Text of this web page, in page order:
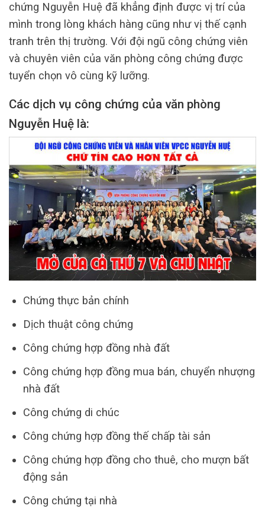
chứng Nguyễn Huệ đã khẳng định được vị trí của
mình trong lòng khách hàng cũng như vị thế cạnh
tranh trên thị trường. Với đội ngũ công chứng viên
và chuyên viên của văn phòng công chứng được
tuyển chọn vô cùng kỹ lưỡng.
Các dịch vụ công chứng của văn phòng
Nguyễn Huệ là:
Chứng thực bản chính
Dịch thuật công chứng
Công chứng hợp đồng nhà đất
Công chứng hợp đồng mua bán, chuyển nhượng
nhà đất
Công chứng di chúc
Công chứng hợp đồng thế chấp tài sản
Công chứng hợp đồng cho thuê, cho mượn bất
động sản
Công chứng tại nhà